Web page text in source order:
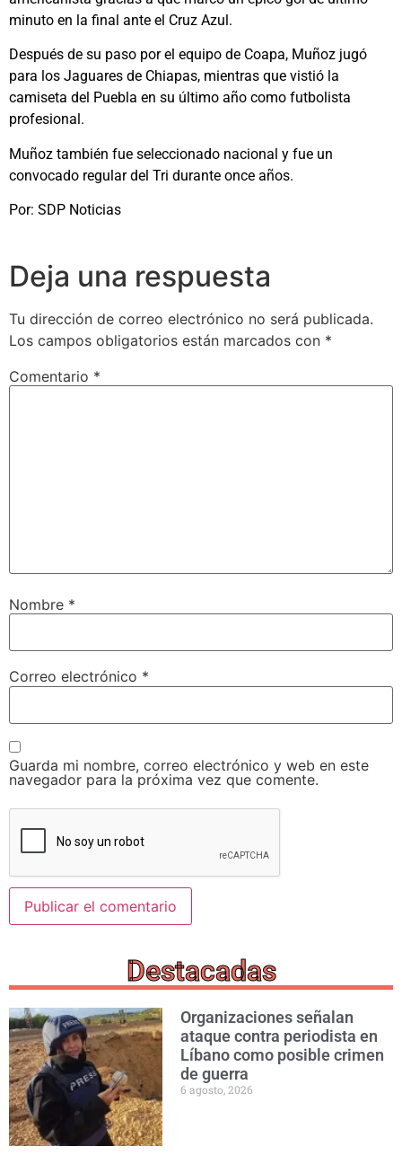
minuto en la final ante el Cruz Azul.
Después de su paso por el equipo de Coapa, Muñoz jugó
para los Jaguares de Chiapas, mientras que vistió la
camiseta del Puebla en su último año como futbolista
profesional.
Muñoz también fue seleccionado nacional y fue un
convocado regular del Tri durante once años.
Por: SDP Noticias
Deja una respuesta
Tu dirección de correo electrónico no será publicada.
Los campos obligatorios están marcados con *
Comentario *
Nombre *
Correo electrónico *
Guarda mi nombre, correo electrónico y web en este
navegador para la próxima vez que comente.
Destacadas
Organizaciones señalan
ataque contra periodista en
Líbano como posible crimen
de guerra
6 agosto, 2026